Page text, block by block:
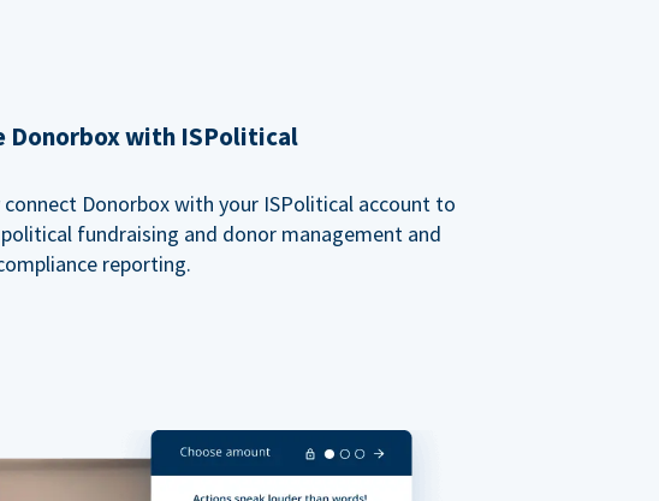
Donorbox with ISPolitical
connect Donorbox with your ISPolitical account to
fundraising and donor management and
reporting.